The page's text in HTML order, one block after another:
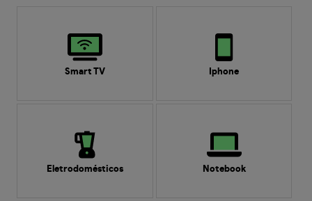
Smart TV Iphone
Eletrodomésticos Notebook